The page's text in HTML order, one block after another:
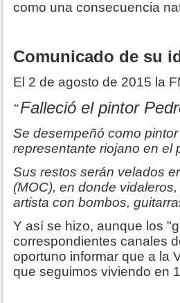
como una consecuencia
Comunicado de su
El 2 de agosto de 2015 la
"Falleció el pintor
Se desempeñó como
representante riojano en el
Sus restos serán velados
(MOC), en donde
artista con bombos,
Y así se hizo, aunque los
correspondientes canales
oportuno informar que a la
que seguimos viviendo en